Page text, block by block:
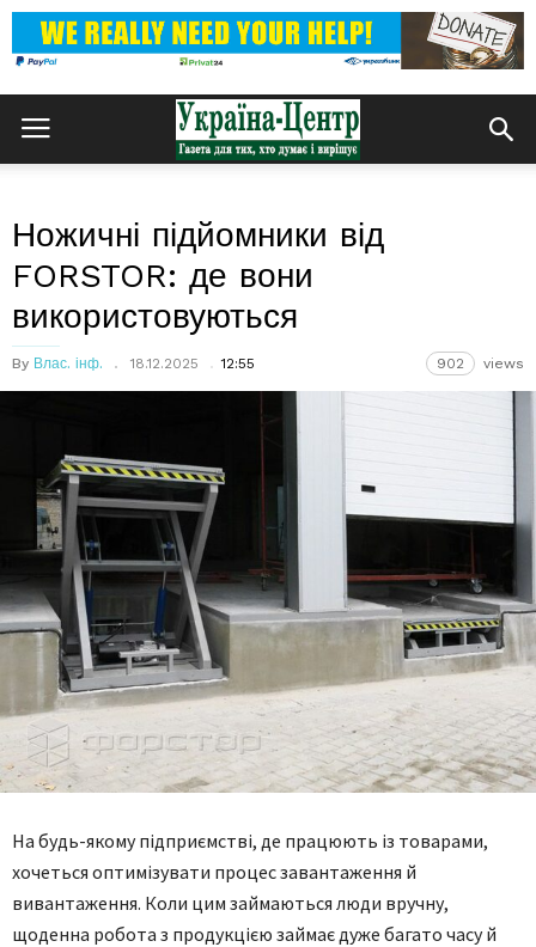
Ножичні підйомники від
FORSTOR: де вони
використовуються
By Влас. інф. 18.12.2025 12:55 902 views
На будь-якому підприємстві, де працюють із товарами,
хочеться оптимізувати процес завантаження й
вивантаження. Коли цим займаються люди вручну,
щоденна робота з продукцією займає дуже багато часу й